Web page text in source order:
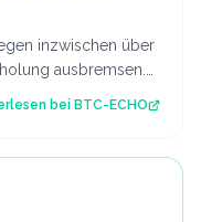
inzwischen über
ausbremsen.
bei BTC-ECHO